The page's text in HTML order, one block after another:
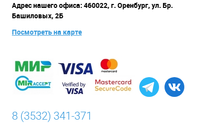
Адрес нашего офиса: 460022, г. Оренбург, ул. Бр.
Башиловых, 2Б
Посмотреть на карте
8 (3532) 341-371